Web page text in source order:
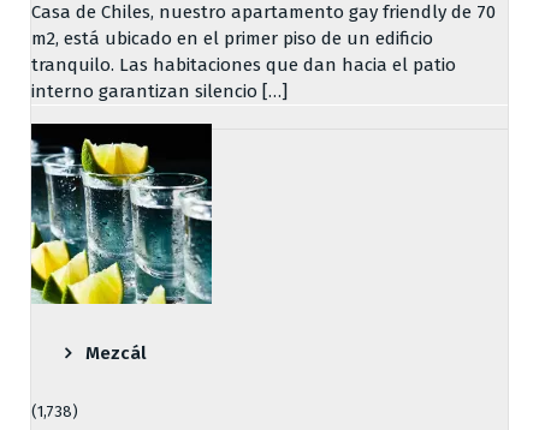
Casa de Chiles, nuestro apartamento gay friendly de 70
m2, está ubicado en el primer piso de un edificio
tranquilo. Las habitaciones que dan hacia el patio
interno garantizan silencio […]
Mezcál
(1,738)